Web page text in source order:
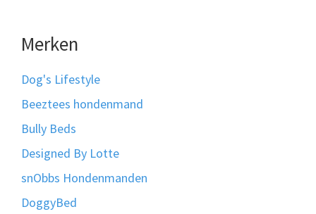
Merken
Dog's Lifestyle
Beeztees hondenmand
Bully Beds
Designed By Lotte
snObbs Hondenmanden
DoggyBed